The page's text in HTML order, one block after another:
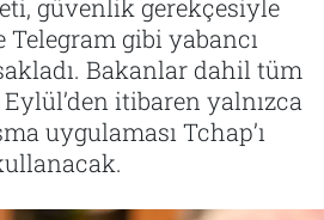
güvenlik gerekçesiyle
gibi yabancı
Bakanlar dahil tüm
itibaren yalnızca
uygulaması Tchap’ı